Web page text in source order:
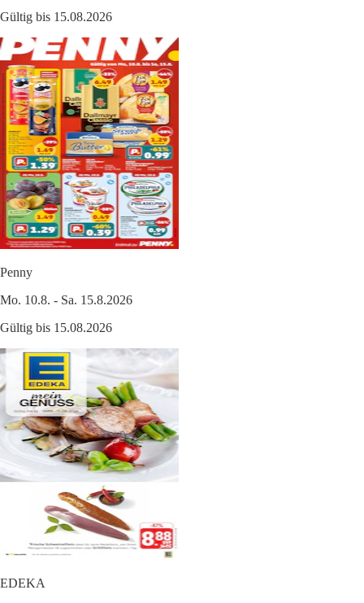
Gültig bis 15.08.2026
Penny
Mo. 10.8. - Sa. 15.8.2026
Gültig bis 15.08.2026
EDEKA